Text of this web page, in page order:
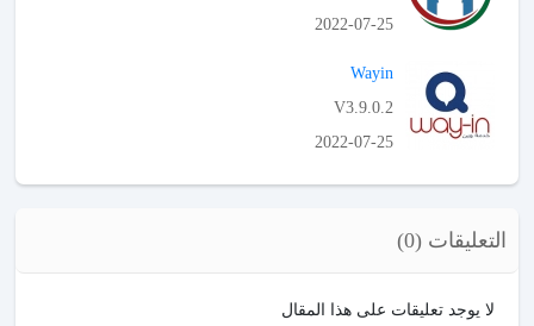
2022-07-25
Wayin
V3.9.0.2
2022-07-25
التعليقات (0)
لا يوجد تعليقات على هذا المقال